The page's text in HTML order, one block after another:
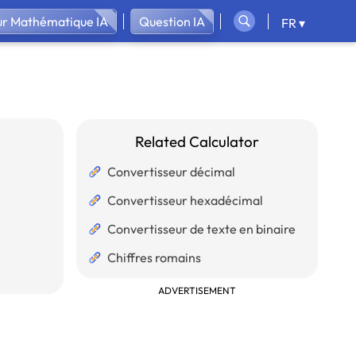
Mathématique IA Question IA FR ▾
Related Calculator
Convertisseur décimal
Convertisseur hexadécimal
Convertisseur de texte en binaire
Chiffres romains
ADVERTISEMENT